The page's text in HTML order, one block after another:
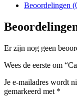
Beoordelingen
Er zijn nog geen
Wees de eerste om
Je e-mailadres wordt
gemarkeerd met *